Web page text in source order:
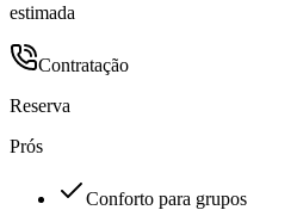
estimada
Contratação
Reserva
Prós
Conforto para grupos